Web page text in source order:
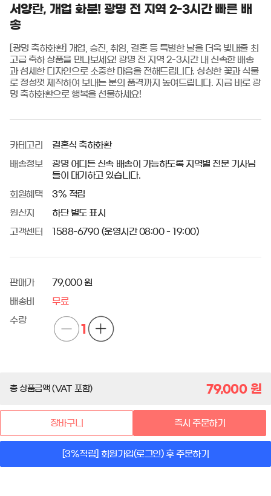
서양란, 개업 화분! 광명 전 지역 2-3시간 빠른 배
송
[광명 축하화환] 개업, 승진, 취임, 결혼 등 특별한 날을 더욱 빛내줄 최
고급 축하 상품을 만나보세요! 광명 전 지역 2-3시간 내 신속한 배송
과 섬세한 디자인으로 소중한 마음을 전해드립니다. 싱싱한 꽃과 식물
로 정성껏 제작하여 보내는 분의 품격까지 높여드립니다. 지금 바로 광
명 축하화환으로 행복을 선물하세요!
카테고리 결혼식 축하화환
배송정보
광명 어디든 신속 배송이 가능하도록 지역별 전문 기사님
들이 대기하고 있습니다.
회원혜택 3% 적립
원산지 하단 별도 표시
고객센터 1588-6790 (운영시간 08:00 - 19:00)
판매가 79,000 원
배송비 무료
수량
1
총 상품금액 (VAT 포함) 79,000원
장바구니 즉시 주문하기
[3%적립] 회원가입(로그인) 후 주문하기